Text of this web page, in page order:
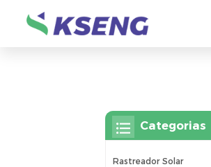
Categorias
Rastreador Solar